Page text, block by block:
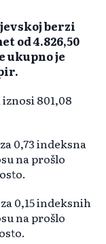
berzi
od 4.826,50
ukupno je
801,08
0,73 indeksna
na prošlo
0,15 indeksnih
na prošlo